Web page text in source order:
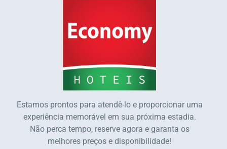
Estamos prontos para atendê-lo e proporcionar uma
experiência memorável em sua próxima estadia.
Não perca tempo, reserve agora e garanta os
melhores preços e disponibilidade!